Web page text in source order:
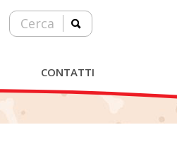
Cerca
CONTATTI